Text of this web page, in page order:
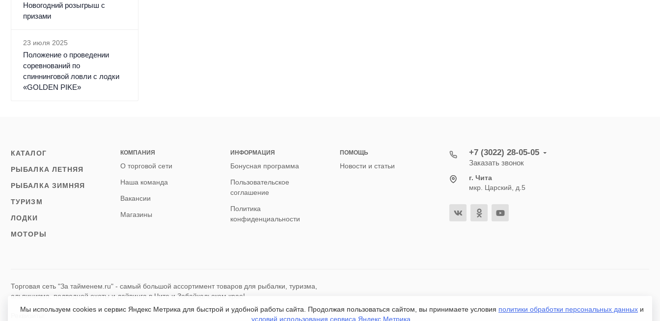
Новогодний розыгрыш с
призами
23 июля 2025
Положение о проведении
соревнований по
спиннинговой ловли с лодки
«GOLDEN PIKE»
КАТАЛОГ
РЫБАЛКА ЛЕТНЯЯ
РЫБАЛКА ЗИМНЯЯ
ТУРИЗМ
ЛОДКИ
МОТОРЫ
КОМПАНИЯ
О торговой сети
Наша команда
Вакансии
Магазины
ИНФОРМАЦИЯ
Бонусная программа
Пользовательское
соглашение
Политика
конфиденциальности
ПОМОЩЬ
Новости и статьи
+7 (3022) 28-05-05
Заказать звонок
г. Чита
мкр. Царский, д.5
Торговая сеть "За тайменем.ru" - самый большой ассортимент товаров для рыбалки, туризма,
альпинизма, подводной охоты и дайвинга в Чите и Забайкальском крае!
Мы используем cookies и сервис Яндекс Метрика для быстрой и удобной работы сайта. Продолжая пользоваться сайтом, вы принимаете условия политики обработки персональных данных и
условий использования сервиса Яндекс Метрика